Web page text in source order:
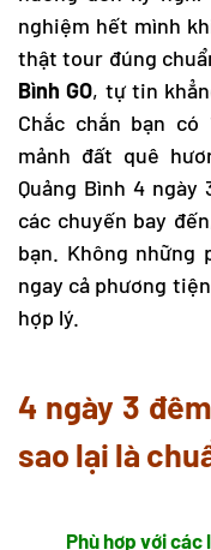
nghiệm hết mình
thật tour đúng
Bình GO, tự tin
Chắc chắn bạn
mảnh đất quê
Quảng Bình 4 ngày
các chuyến bay
bạn. Không những
ngay cả phương
hợp lý.
4 ngày 3
sao lại là
Phù hợp với các